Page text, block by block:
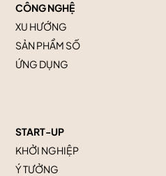
CÔNG NGHỆ
XU HƯỚNG
SẢN PHẨM SỐ
ỨNG DỤNG
START-UP
KHỞI NGHIỆP
Ý TƯỞNG